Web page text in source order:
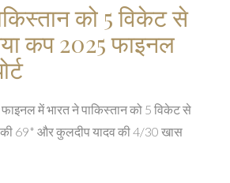
को 5 विकेट से
कप 2025 फाइनल
में भारत ने पाकिस्तान को 5 विकेट से
की 69* और कुलदीप यादव की 4/30 खास